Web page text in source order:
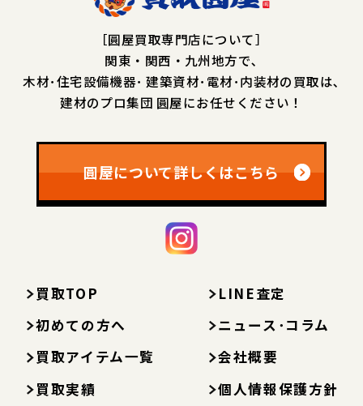
［圓屋買取専門店について］
関東・関西・九州地方で､
木材･住宅設備機器･ 建築資材･電材･内装材の買取は､
建材のプロ集団 圓屋にお任せください！
圓屋について詳しくはこちら
買取TOP
初めての方へ
買取アイテム一覧
買取実績
LINE査定
ニュース･コラム
会社概要
個人情報保護方針